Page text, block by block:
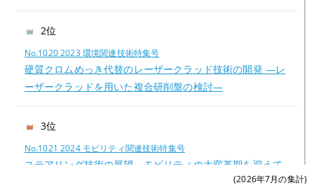
2位
No.1020 2023 環境関連技術特集号
硬質クロムめっき代替のレーザークラッド技術の開発 —レ
ーザークラッドを用いた複合研削盤の検討—
3位
No.1021 2024 モビリティ関連技術特集号
ステアリング技術の展望―モビリティの大変革期を迎えて
(2026年7月の集計)